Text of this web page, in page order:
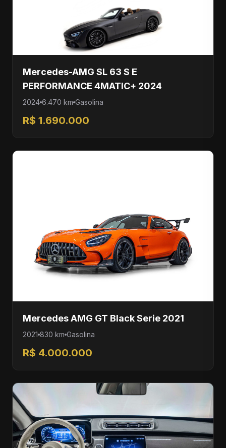
Mercedes-AMG SL 63 S E
PERFORMANCE 4MATIC+ 2024
2024 6.470 km Gasolina
R$ 1.690.000
Mercedes AMG GT Black Serie 2021
2021 830 km Gasolina
R$ 4.000.000